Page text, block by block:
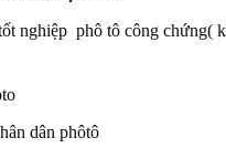
nghiệp phô tô công chứng(
dân phôtô